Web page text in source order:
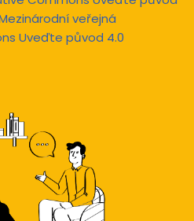
veřejná
Uveďte původ 4.0